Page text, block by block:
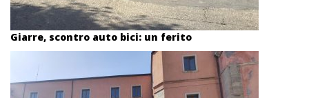
Giarre, scontro auto bici: un ferito